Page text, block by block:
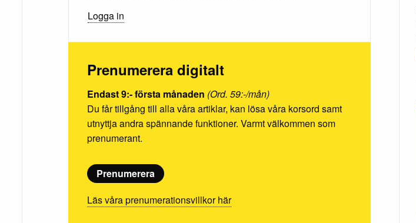
Logga in
Prenumerera digitalt
Endast 9:- första månaden (Ord. 59:-/mån)
Du får tillgång till alla våra artiklar, kan lösa våra korsord samt
utnyttja andra spännande funktioner. Varmt välkommen som
prenumerant.
Prenumerera
Läs våra prenumerationsvillkor här